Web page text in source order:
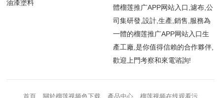
油漆塗料
體榴莲推广APP网站入口,濾布,公
司集研發,設計,生產,銷售,服務為
一體的榴莲推广APP网站入口生
產工廠,是你值得信賴的合作夥伴,
歡迎上門考察和來電谘詢!
首頁 關於榴莲视频色下载 產品中心 榴莲视频在线观看污